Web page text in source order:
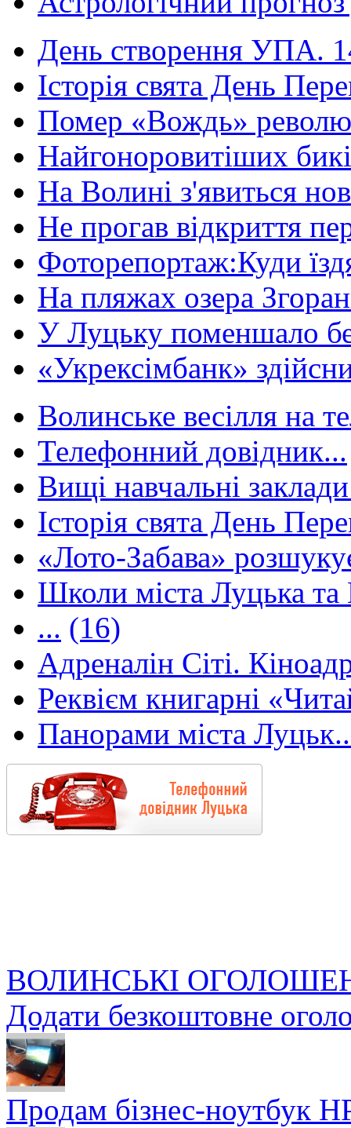
День створення УПА.
Історія свята День
Помер «Вождь»
Найгоноровитіших
На Волині з'явиться
Не прогав відкриття
Фоторепортаж:Куди
На пляжах озера
У Луцьку поменшало
«Укрексімбанк»
Волинське весілля на
Телефонний довідник...
Вищі навчальні
Історія свята День
«Лото-Забава»
Школи міста Луцька та
... (16)
Адреналін Сіті.
Реквієм книгарні
Панорами міста
ВОЛИНСЬКІ
Додати безкоштовне
Продам бізнес-ноутбук